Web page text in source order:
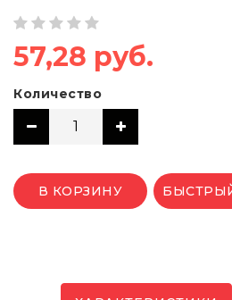
57,28 руб.
Количество
В КОРЗИНУ